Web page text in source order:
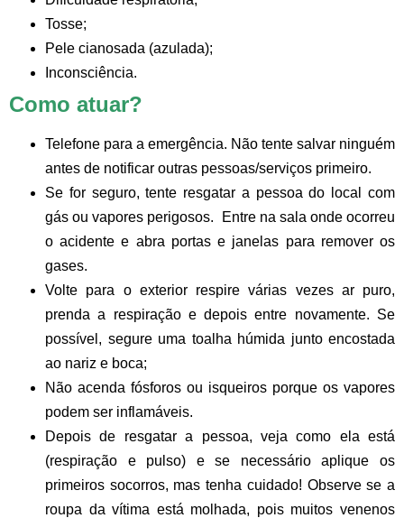
Tosse;
Pele cianosada (azulada);
Inconsciência.
Como atuar?
Telefone para a emergência. Não tente salvar ninguém
antes de notificar outras pessoas/serviços primeiro.
Se for seguro, tente resgatar a pessoa do local com
gás ou vapores perigosos. Entre na sala onde ocorreu
o acidente e abra portas e janelas para remover os
gases.
Volte para o exterior respire várias vezes ar puro,
prenda a respiração e depois entre novamente. Se
possível, segure uma toalha húmida junto encostada
ao nariz e boca;
Não acenda fósforos ou isqueiros porque os vapores
podem ser inflamáveis.
Depois de resgatar a pessoa, veja como ela está
(respiração e pulso) e se necessário aplique os
primeiros socorros, mas tenha cuidado! Observe se a
roupa da vítima está molhada, pois muitos venenos